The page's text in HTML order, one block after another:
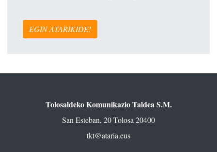
EGIN ATARIKIDE!
Tolosaldeko Komunikazio Taldea S.M.
San Esteban, 20 Tolosa 20400
tkt@ataria.eus